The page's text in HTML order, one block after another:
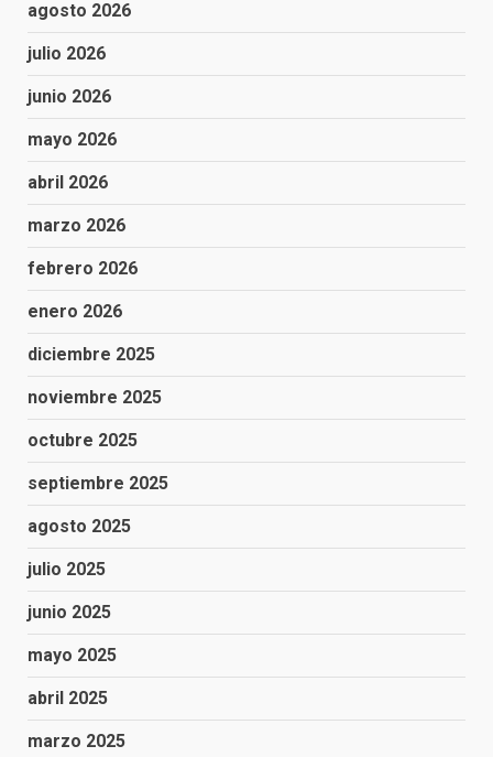
agosto 2026
julio 2026
junio 2026
mayo 2026
abril 2026
marzo 2026
febrero 2026
enero 2026
diciembre 2025
noviembre 2025
octubre 2025
septiembre 2025
agosto 2025
julio 2025
junio 2025
mayo 2025
abril 2025
marzo 2025